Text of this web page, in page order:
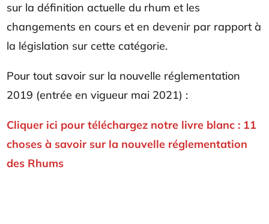
sur la définition actuelle du rhum et les
changements en cours et en devenir par rapport à
la législation sur cette catégorie.
Pour tout savoir sur la nouvelle réglementation
2019 (entrée en vigueur mai 2021) :
Cliquer ici pour téléchargez notre livre blanc : 11
choses à savoir sur la nouvelle réglementation
des Rhums